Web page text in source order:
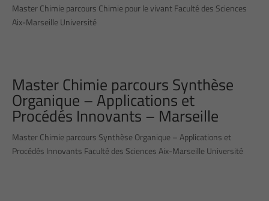
Master Chimie parcours Chimie pour le vivant Faculté des Sciences
Aix-Marseille Université
Master Chimie parcours Synthèse
Organique – Applications et
Procédés Innovants – Marseille
Master Chimie parcours Synthèse Organique – Applications et
Procédés Innovants Faculté des Sciences Aix-Marseille Université